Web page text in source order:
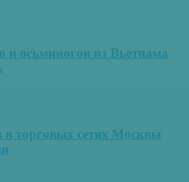
и осьминогов из Вьетнама
в торговых сетях Москвы